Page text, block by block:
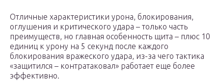
Отличные характеристики урона, блокирования,
оглушения и критического удара – только часть
преимуществ, но главная особенность щита – плюс 10
единиц к урону на 5 секунд после каждого
блокирования вражеского удара, из-за чего тактика
«защитился – контратаковал» работает еще более
эффективно.